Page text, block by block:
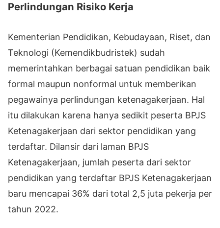
Perlindungan Risiko Kerja
Kementerian Pendidikan, Kebudayaan, Riset, dan
Teknologi (Kemendikbudristek) sudah
memerintahkan berbagai satuan pendidikan baik
formal maupun nonformal untuk memberikan
pegawainya perlindungan ketenagakerjaan. Hal
itu dilakukan karena hanya sedikit peserta BPJS
Ketenagakerjaan dari sektor pendidikan yang
terdaftar. Dilansir dari laman BPJS
Ketenagakerjaan, jumlah peserta dari sektor
pendidikan yang terdaftar BPJS Ketenagakerjaan
baru mencapai 36% dari total 2,5 juta pekerja per
tahun 2022.